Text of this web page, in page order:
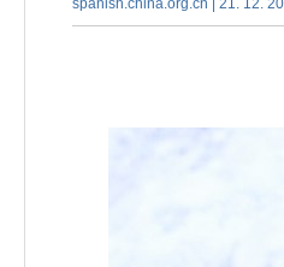
spanish.china.org.cn | 21. 12.